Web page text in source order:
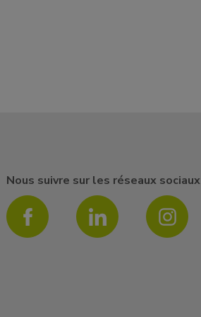
Nous suivre sur les réseaux sociaux